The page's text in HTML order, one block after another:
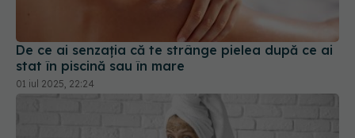
De ce ai senzația că te strânge pielea după ce ai
stat în piscină sau în mare
01 iul 2025, 22:24